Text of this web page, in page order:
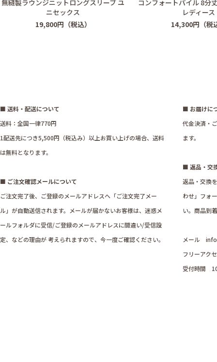
無縫製ラウンジニットロングスリーブ ユ
ニセックス
19,800円（税込）
コンフォートパイル 8分
レディース
14,300円（税
■ 送料・配送について
送料：全国一律770円
1配送先につき5,500円（税込み）以上お買い上げの場合、送料
は無料となります。
■ ご注文確認メールについて
ご注文完了後、ご登録のメールアドレスへ「ご注文完了メー
ル」が自動送信されます。メールが届かないお客様は、迷惑メ
ールフォルダに受信/ご登録のメールアドレスに間違い/受信設
定、などの理由が 考えられますので、今一度ご確認ください。
■ お届けに
代金決済・
ます。
■ 返品・交
返品・交換
わせ」フォ
い。商品到
メール
フリーアク
受付時間